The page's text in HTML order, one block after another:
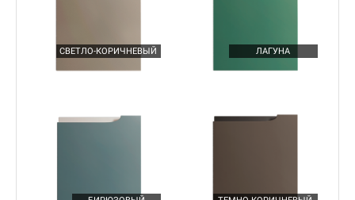
СВЕТЛО-КОРИЧНЕВЫЙ ЛАГУНА